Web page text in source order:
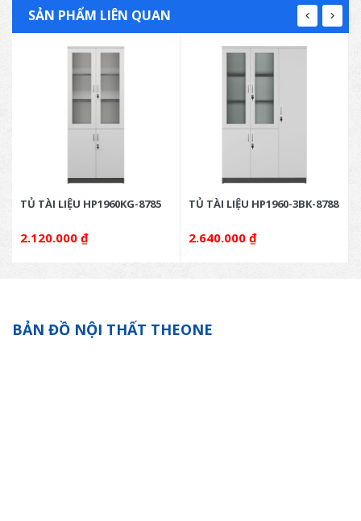
SẢN PHẨM LIÊN QUAN
TỦ TÀI LIỆU HP1960KG-8785
2.120.000 ₫
TỦ TÀI LIỆU HP1960-3BK-8788
2.640.000 ₫
BẢN ĐỒ NỘI THẤT THEONE